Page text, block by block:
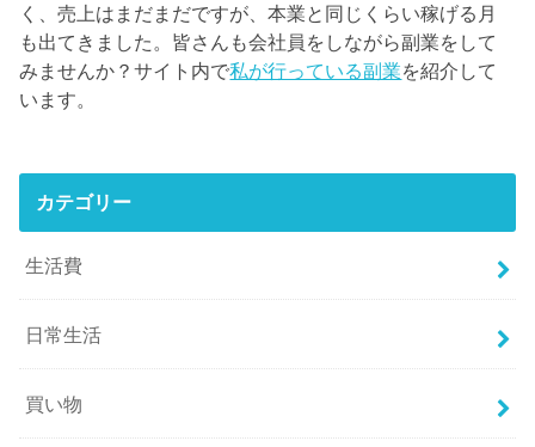
く、売上はまだまだですが、本業と同じくらい稼げる月
も出てきました。皆さんも会社員をしながら副業をして
みませんか？サイト内で私が行っている副業を紹介して
います。
カテゴリー
生活費
日常生活
買い物